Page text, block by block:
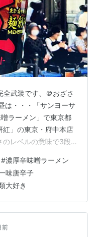
武装です、＠おざさ
は・・・「サンヨーサ
ラーメン」で東京都
紅」の東京・府中本店
のレベルの意味で3段
追加して超絶濃厚・
ことはこのお店でい
なるということ
ゃねぇかべらんめぇ
「激辛仕様」がたく
どうやら「…
#濃厚辛味噌ラーメン
味唐辛子
大好き
前